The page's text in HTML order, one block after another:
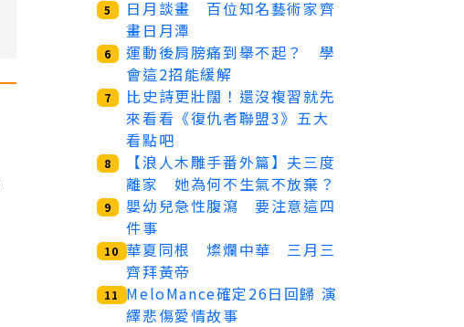
5
日月談畫 百位知名藝術家齊
畫日月潭
6
運動後肩膀痛到舉不起？ 學
會這2招能緩解
7
比史詩更壯闊！還沒複習就先
來看看《復仇者聯盟3》五大
看點吧
8
【浪人木雕手番外篇】夫三度
離家 她為何不生氣不放棄？
9
嬰幼兒急性腹瀉 要注意這四
件事
10 華夏同根 燦爛中華 三月三
齊拜黃帝
11
MeloMance確定26日回歸 演
繹悲傷愛情故事